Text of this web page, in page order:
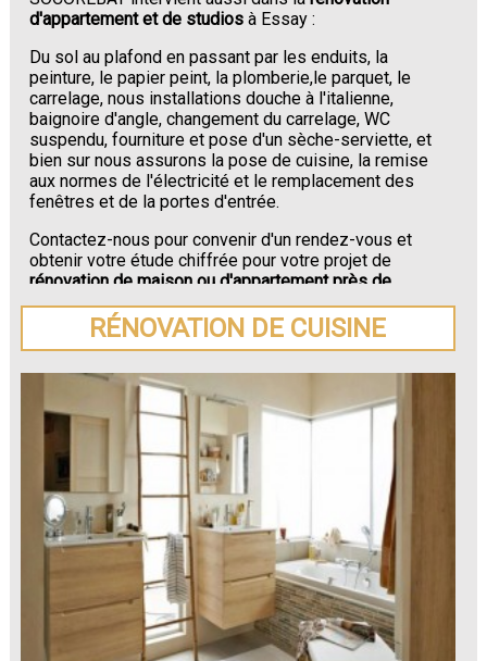
d'appartement et de studios à Essay :
Du sol au plafond en passant par les enduits, la
peinture, le papier peint, la plomberie,le parquet, le
carrelage, nous installations douche à l'italienne,
baignoire d'angle, changement du carrelage, WC
suspendu, fourniture et pose d'un sèche-serviette, et
bien sur nous assurons la pose de cuisine, la remise
aux normes de l'électricité et le remplacement des
fenêtres et de la portes d'entrée.
Contactez-nous pour convenir d'un rendez-vous et
obtenir votre étude chiffrée pour votre projet de
rénovation de maison ou d'appartement près de
Essay.
RÉNOVATION DE CUISINE